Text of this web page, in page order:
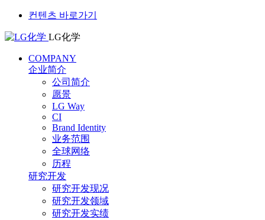
컨텐츠 바로가기
LG化学
COMPANY
企业简介
公司简介
愿景
LG Way
CI
Brand Identity
业务范围
全球网络
历程
研究开发
研究开发现况
研究开发领域
研究开发实绩